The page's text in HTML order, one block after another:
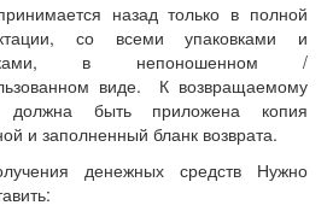
назад только в полной
со всеми упаковками и
в непоношенном /
виде. К возвращаемому
должна быть приложена копия
и заполненный бланк возврата.
денежных средств Нужно